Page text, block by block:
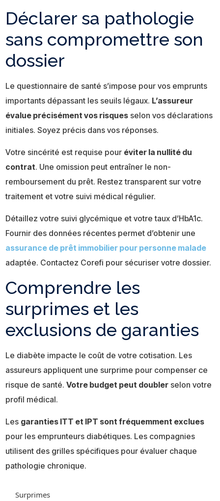
Déclarer sa pathologie
sans compromettre son
dossier
Le questionnaire de santé s’impose pour vos emprunts
importants dépassant les seuils légaux. L’assureur
évalue précisément vos risques selon vos déclarations
initiales. Soyez précis dans vos réponses.
Votre sincérité est requise pour éviter la nullité du
contrat. Une omission peut entraîner le non-
remboursement du prêt. Restez transparent sur votre
traitement et votre suivi médical régulier.
Détaillez votre suivi glycémique et votre taux d’HbA1c.
Fournir des données récentes permet d’obtenir une
assurance de prêt immobilier pour personne malade
adaptée. Contactez Corefi pour sécuriser votre dossier.
Comprendre les
surprimes et les
exclusions de garanties
Le diabète impacte le coût de votre cotisation. Les
assureurs appliquent une surprime pour compenser ce
risque de santé.Votre budget peut doubler selon votre
profil médical.
Les garanties ITT et IPT sont fréquemment exclues
pour les emprunteurs diabétiques. Les compagnies
utilisent des grilles spécifiques pour évaluer chaque
pathologie chronique.
Surprimes